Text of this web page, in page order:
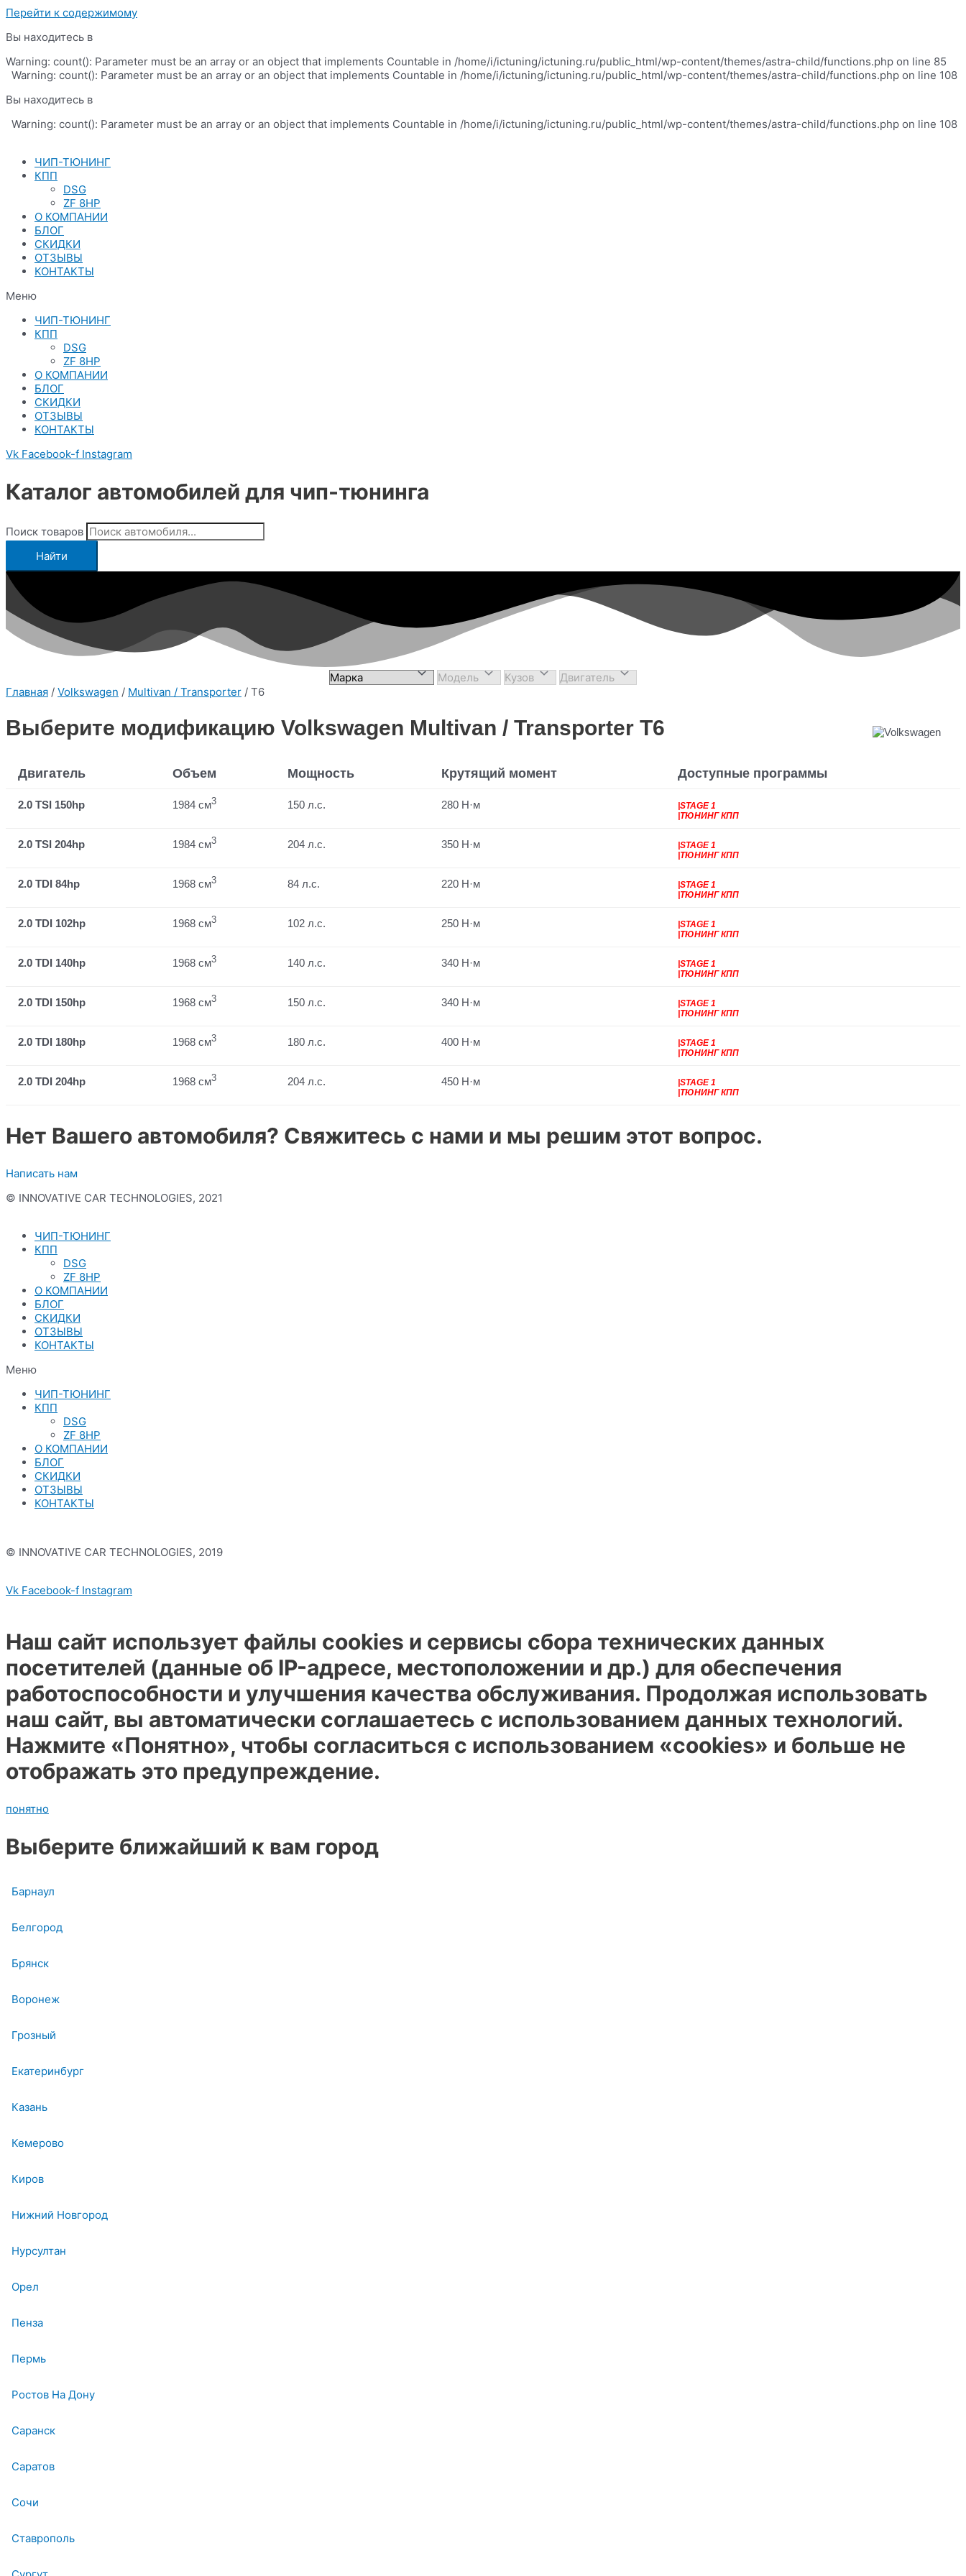
Перейти к содержимому
Вы находитесь в
Warning: count(): Parameter must be an array or an object that implements Countable in /home/i/ictuning/ictuning.ru/public_html/wp-content/themes/astra-child/functions.php on line 85
Warning: count(): Parameter must be an array or an object that implements Countable in /home/i/ictuning/ictuning.ru/public_html/wp-content/themes/astra-child/functions.php on line 108
Вы находитесь в
Warning: count(): Parameter must be an array or an object that implements Countable in /home/i/ictuning/ictuning.ru/public_html/wp-content/themes/astra-child/functions.php on line 108
ЧИП-ТЮНИНГ
КПП
DSG
ZF 8HP
О КОМПАНИИ
БЛОГ
СКИДКИ
ОТЗЫВЫ
КОНТАКТЫ
Меню
ЧИП-ТЮНИНГ
КПП
DSG
ZF 8HP
О КОМПАНИИ
БЛОГ
СКИДКИ
ОТЗЫВЫ
КОНТАКТЫ
Vk Facebook-f Instagram
Каталог автомобилей для чип-тюнинга
Поиск товаров
Найти
Главная / Volkswagen / Multivan / Transporter / T6
Выберите модификацию Volkswagen Multivan / Transporter T6
Двигатель Объем Мощность Крутящий момент Доступные программы
2.0 TSI 150hp 1984 см3 150 л.с. 280 Н·м
|STAGE 1
|ТЮНИНГ КПП
2.0 TSI 204hp 1984 см3 204 л.с. 350 Н·м
|STAGE 1
|ТЮНИНГ КПП
2.0 TDI 84hp 1968 см3 84 л.с. 220 Н·м
|STAGE 1
|ТЮНИНГ КПП
2.0 TDI 102hp 1968 см3 102 л.с. 250 Н·м
|STAGE 1
|ТЮНИНГ КПП
2.0 TDI 140hp 1968 см3 140 л.с. 340 Н·м
|STAGE 1
|ТЮНИНГ КПП
2.0 TDI 150hp 1968 см3 150 л.с. 340 Н·м
|STAGE 1
|ТЮНИНГ КПП
2.0 TDI 180hp 1968 см3 180 л.с. 400 Н·м
|STAGE 1
|ТЮНИНГ КПП
2.0 TDI 204hp 1968 см3 204 л.с. 450 Н·м
|STAGE 1
|ТЮНИНГ КПП
Нет Вашего автомобиля? Свяжитесь с нами и мы решим этот вопрос.
Написать нам
© INNOVATIVE CAR TECHNOLOGIES, 2021
ЧИП-ТЮНИНГ
КПП
DSG
ZF 8HP
О КОМПАНИИ
БЛОГ
СКИДКИ
ОТЗЫВЫ
КОНТАКТЫ
Меню
ЧИП-ТЮНИНГ
КПП
DSG
ZF 8HP
О КОМПАНИИ
БЛОГ
СКИДКИ
ОТЗЫВЫ
КОНТАКТЫ
© INNOVATIVE CAR TECHNOLOGIES, 2019
Vk Facebook-f Instagram
Наш сайт использует файлы cookies и сервисы сбора технических данных
посетителей (данные об IP-адресе, местоположении и др.) для обеспечения
работоспособности и улучшения качества обслуживания. Продолжая использовать
наш сайт, вы автоматически соглашаетесь с использованием данных технологий.
Нажмите «Понятно», чтобы согласиться с использованием «cookies» и больше не
отображать это предупреждение.
понятно
Выберите ближайший к вам город
Барнаул
Белгород
Брянск
Воронеж
Грозный
Екатеринбург
Казань
Кемерово
Киров
Нижний Новгород
Нурсултан
Орел
Пенза
Пермь
Ростов На Дону
Саранск
Саратов
Сочи
Ставрополь